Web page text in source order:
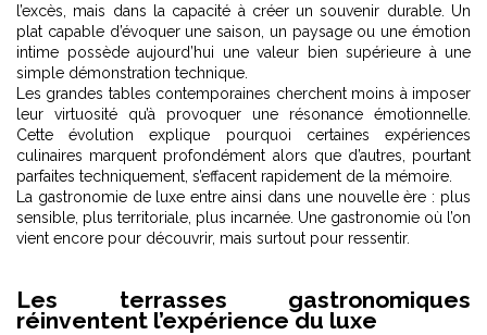
l’excès, mais dans la capacité à créer un souvenir durable. Un
plat capable d’évoquer une saison, un paysage ou une émotion
intime possède aujourd’hui une valeur bien supérieure à une
simple démonstration technique.
Les grandes tables contemporaines cherchent moins à imposer
leur virtuosité qu’à provoquer une résonance émotionnelle.
Cette évolution explique pourquoi certaines expériences
culinaires marquent profondément alors que d’autres, pourtant
parfaites techniquement, s’effacent rapidement de la mémoire.
La gastronomie de luxe entre ainsi dans une nouvelle ère : plus
sensible, plus territoriale, plus incarnée. Une gastronomie où l’on
vient encore pour découvrir, mais surtout pour ressentir.
Les terrasses gastronomiques
réinventent l’expérience du luxe